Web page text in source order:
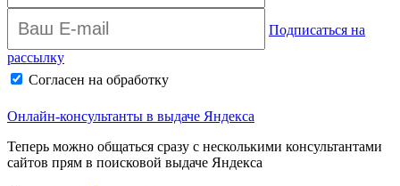
Подписаться на
рассылку
Согласен на обработку
Онлайн-консультанты в выдаче Яндекса
Теперь можно общаться сразу с несколькими консультантами
сайтов прям в поисковой выдаче Яндекса